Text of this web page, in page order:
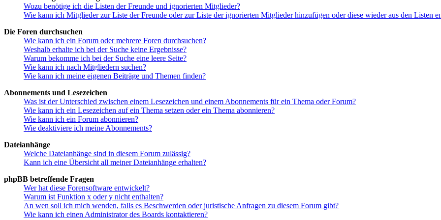
Wozu benötige ich die Listen der Freunde und ignorierten Mitglieder?
Wie kann ich Mitglieder zur Liste der Freunde oder zur Liste der ignorierten Mitglieder hinzufügen oder diese wieder aus den Listen
Die Foren durchsuchen
Wie kann ich ein Forum oder mehrere Foren durchsuchen?
Weshalb erhalte ich bei der Suche keine Ergebnisse?
Warum bekomme ich bei der Suche eine leere Seite?
Wie kann ich nach Mitgliedern suchen?
Wie kann ich meine eigenen Beiträge und Themen finden?
Abonnements und Lesezeichen
Was ist der Unterschied zwischen einem Lesezeichen und einem Abonnements für ein Thema oder Forum?
Wie kann ich ein Lesezeichen auf ein Thema setzen oder ein Thema abonnieren?
Wie kann ich ein Forum abonnieren?
Wie deaktiviere ich meine Abonnements?
Dateianhänge
Welche Dateianhänge sind in diesem Forum zulässig?
Kann ich eine Übersicht all meiner Dateianhänge erhalten?
phpBB betreffende Fragen
Wer hat diese Forensoftware entwickelt?
Warum ist Funktion x oder y nicht enthalten?
An wen soll ich mich wenden, falls es Beschwerden oder juristische Anfragen zu diesem Forum gibt?
Wie kann ich einen Administrator des Boards kontaktieren?